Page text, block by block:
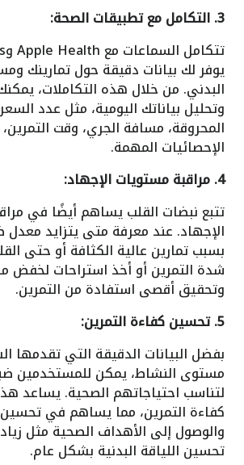
3. التكامل مع تطبيقات الصحة:
يوفر لك بيانات دقيقة حول تمارينك
البدني. من خلال هذه التكاملات،
وتحليل بياناتك اليومية، مثل عدد
المحروقة، مسافة الجري، وقت
الإحصائيات المهمة.
4. مراقبة مستويات الإجهاد:
تتبع نبضات القلب يساهم أيضًا في
الإجهاد. عند معرفة متى يتزايد معدل
بسبب تمارين عالية الكثافة أو حتى
شدة التمرين أو أخذ استراحات لخفض
وتحقيق أقصى استفادة من التمرين.
5. تحسين كفاءة التمرين:
بفضل البيانات الدقيقة التي تقدمها
مستوى النشاط، يمكن للمستخدمين
لتناسب احتياجاتهم الصحية. يساعد
كفاءة التمرين، مما يساهم في تحسين
والوصول إلى الأهداف الصحية مثل
تحسين اللياقة البدنية بشكل عام.